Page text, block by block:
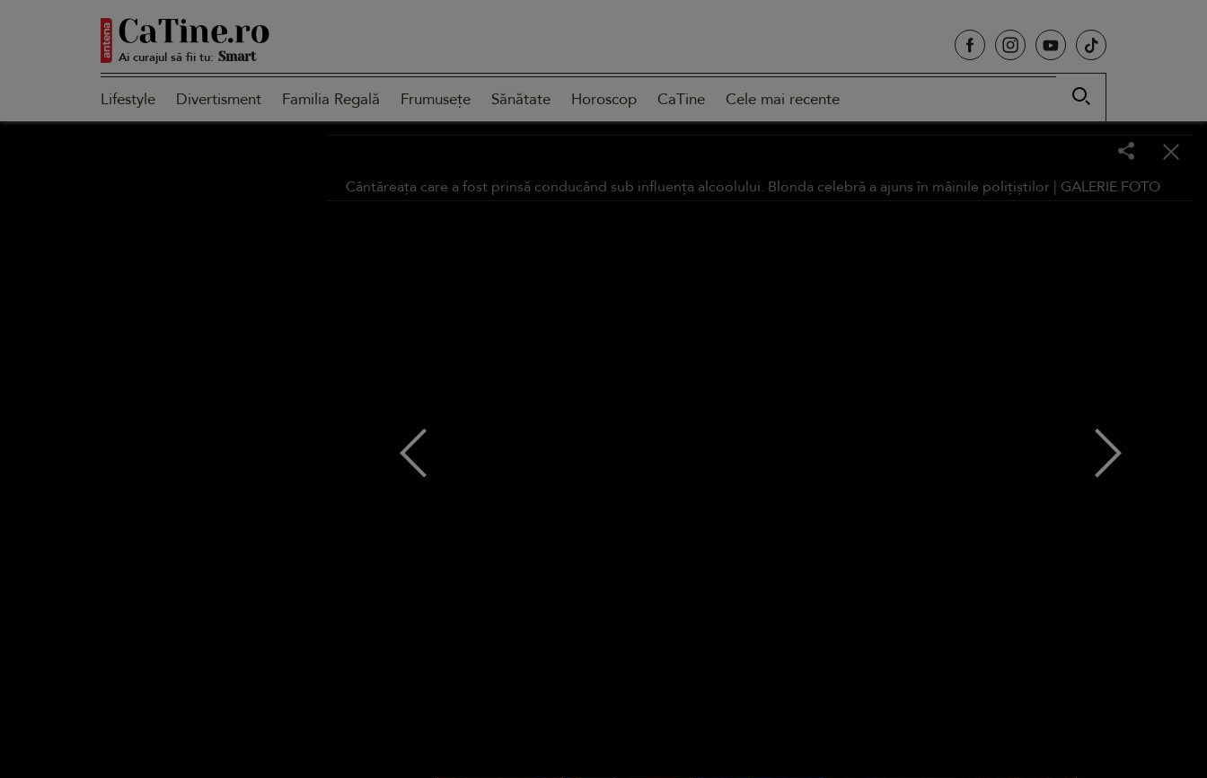
Ai curajul să fii tu: Autentică
Lifestyle Divertisment Familia Regală Frumusețe Sănătate Horoscop CaTine Cele mai recente
Cântăreața care a fost prinsă conducând sub influența alcoolului. Blonda celebră a ajuns în mâinile polițiștilor | GALERIE FOTO